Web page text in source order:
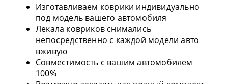
Изготавливаем коврики индивидуально
под модель вашего автомобиля
Лекала ковриков снимались
непосредственно с каждой модели авто
вживую
Совместимость с вашим автомобилем
100%